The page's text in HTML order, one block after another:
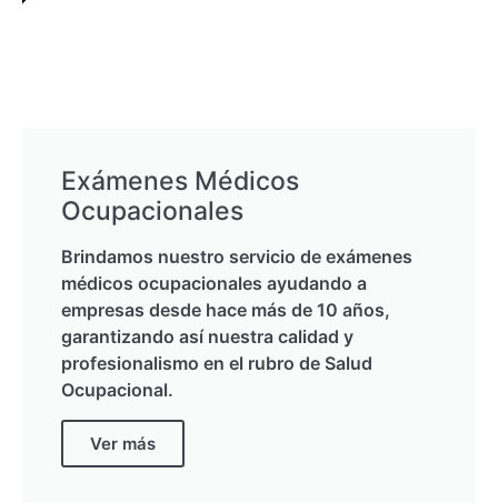
Exámenes Médicos
Ocupacionales
Brindamos nuestro servicio de exámenes
médicos ocupacionales ayudando a
empresas desde hace más de 10 años,
garantizando así nuestra calidad y
profesionalismo en el rubro de Salud
Ocupacional.
Ver más